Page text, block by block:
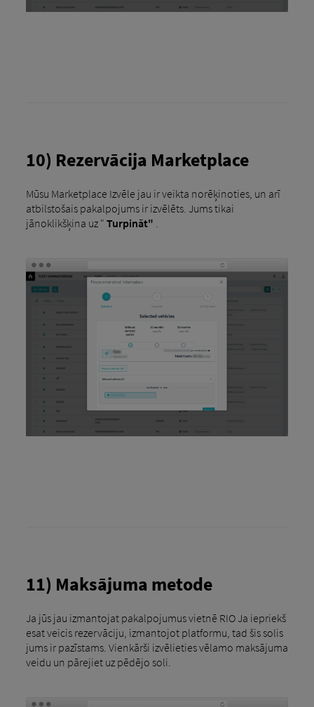
10) Rezervācija Marketplace
Mūsu Marketplace Izvēle jau ir veikta norēķinoties, un arī
atbilstošais pakalpojums ir izvēlēts. Jums tikai
jānoklikšķina uz " Turpināt"
11) Maksājuma metode
Ja jūs jau izmantojat pakalpojumus vietnē RIO Ja iepriekš
esat veicis rezervāciju, izmantojot platformu, tad šis solis
jums ir pazīstams. Vienkārši izvēlieties vēlamo maksājuma
veidu un pārejiet uz pēdējo soli.